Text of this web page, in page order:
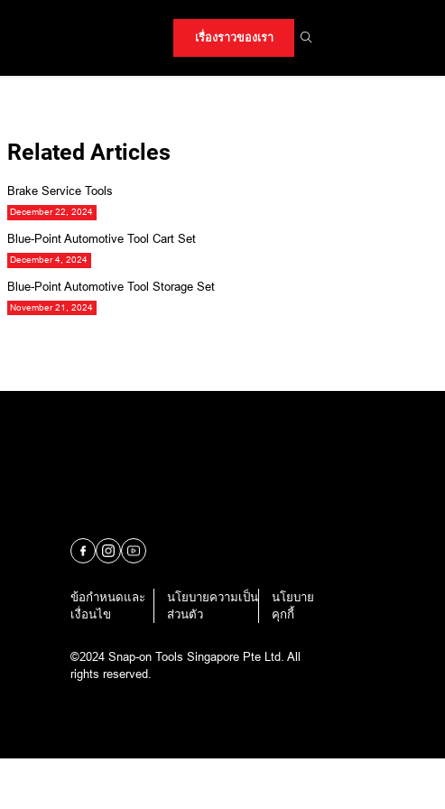
เรื่องราวของเรา
Related Articles
Brake Service Tools
December 22, 2024
Blue-Point Automotive Tool Cart Set
December 4, 2024
Blue-Point Automotive Tool Storage Set
November 21, 2024
ข้อกำหนดและ
เงื่อนไข
นโยบายความเป็น
ส่วนตัว
นโยบาย
คุกกี้
©2024 Snap-on Tools Singapore Pte Ltd. All
rights reserved.